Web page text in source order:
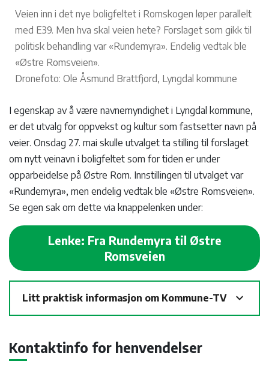
Veien inn i det nye boligfeltet i Romskogen løper parallelt
med E39. Men hva skal veien hete? Forslaget som gikk til
politisk behandling var «Rundemyra». Endelig vedtak ble
«Østre Romsveien».
Dronefoto: Ole Åsmund Brattfjord, Lyngdal kommune
I egenskap av å være navnemyndighet i Lyngdal kommune,
er det utvalg for oppvekst og kultur som fastsetter navn på
veier. Onsdag 27. mai skulle utvalget ta stilling til forslaget
om nytt veinavn i boligfeltet som for tiden er under
opparbeidelse på Østre Rom. Innstillingen til utvalget var
«Rundemyra», men endelig vedtak ble «Østre Romsveien».
Se egen sak om dette via knappelenken under:
Lenke: Fra Rundemyra til Østre
Romsveien
Litt praktisk informasjon om Kommune-TV expand_more
Kontaktinfo for henvendelser